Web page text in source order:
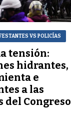
VS POLICÍAS
tensión:
hidrantes,
e
a las
del Congreso